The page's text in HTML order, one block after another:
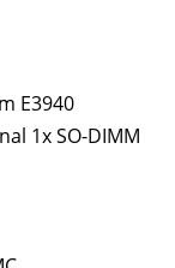
E3940
1x SO-DIMM